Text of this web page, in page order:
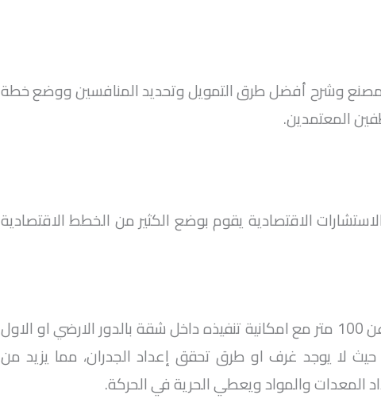
وشرح أفضل طرق التمويل وتحديد المنافسين ووضع خطة
المعتمدين.
الاقتصادية يقوم بوضع الكثير من الخطط الاقتصادية
يحتاج المشروع الى مكان لا تقل مساحته عن 100 متر مع امكانية تنفيذه داخل شقة بالدور الارضي او الاول
لا يوجد غرف او طرق تحقق إعداد الجدران، مما يزيد من
المعدات والمواد ويعطي الحرية في الحركة.